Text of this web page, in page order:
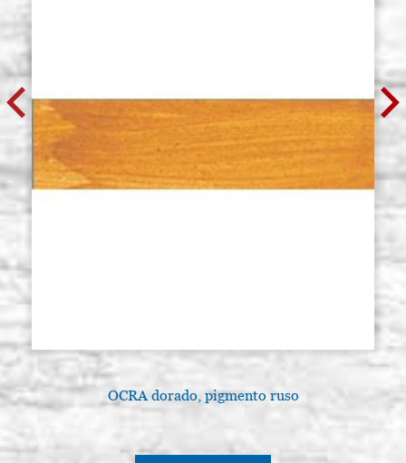
OCRA dorado, pigmento ruso